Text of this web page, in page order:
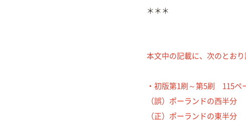
＊＊＊
本文中の記載に、次のとおり
・初版第1刷～第5刷 115ペ
（誤）ポーランドの西半分
（正）ポーランドの東半分